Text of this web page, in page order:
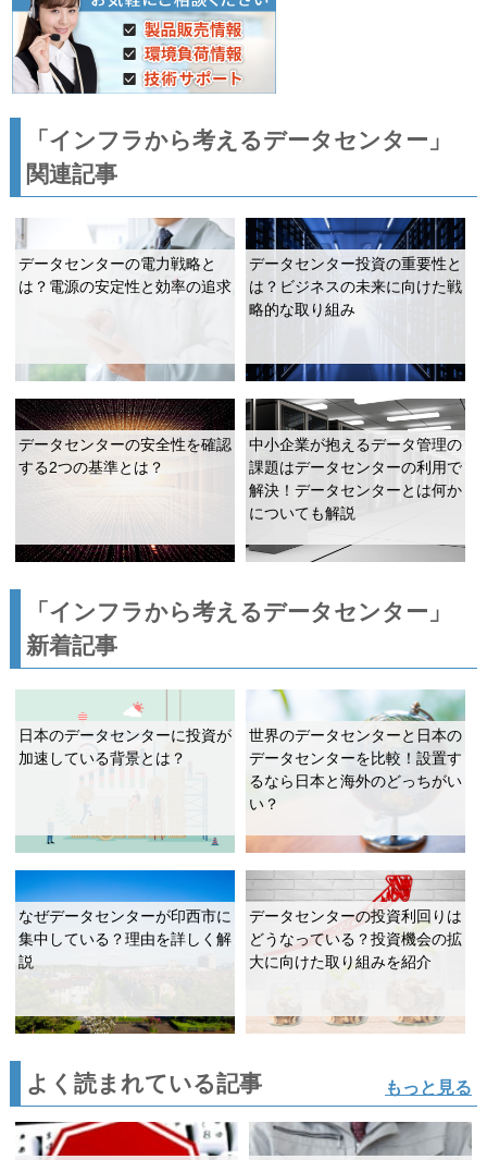
「インフラから考えるデータセンター」
関連記事
データセンターの電力戦略と
は？電源の安定性と効率の追求
データセンター投資の重要性と
は？ビジネスの未来に向けた戦
略的な取り組み
データセンターの安全性を確認
する2つの基準とは？
中小企業が抱えるデータ管理の
課題はデータセンターの利用で
解決！データセンターとは何か
についても解説
「インフラから考えるデータセンター」
新着記事
日本のデータセンターに投資が
加速している背景とは？
世界のデータセンターと日本の
データセンターを比較！設置す
るなら日本と海外のどっちがい
い？
なぜデータセンターが印西市に
集中している？理由を詳しく解
説
データセンターの投資利回りは
どうなっている？投資機会の拡
大に向けた取り組みを紹介
よく読まれている記事 もっと見る